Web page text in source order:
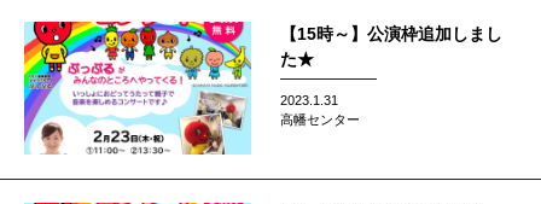
【15時～】公演枠追加しまし
た★
2023.1.31
高幡センター